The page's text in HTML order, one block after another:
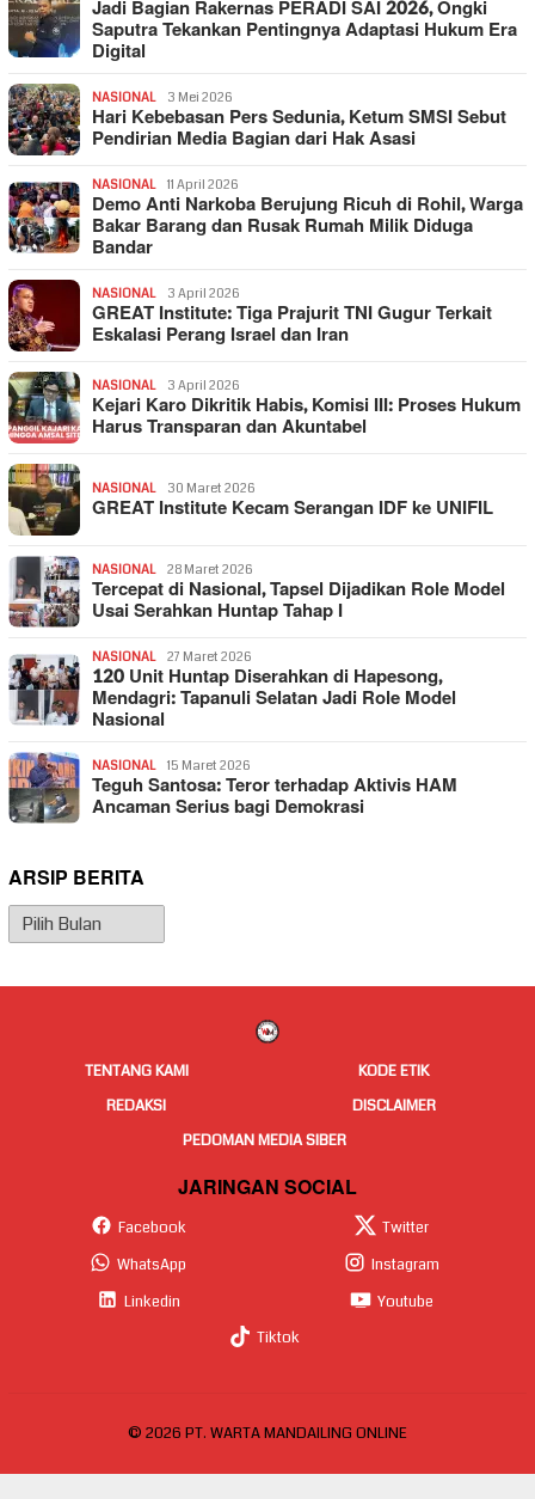
Jadi Bagian Rakernas PERADI SAI 2026, Ongki
Saputra Tekankan Pentingnya Adaptasi Hukum Era
Digital
NASIONAL 3 Mei 2026
Hari Kebebasan Pers Sedunia, Ketum SMSI Sebut
Pendirian Media Bagian dari Hak Asasi
NASIONAL 11 April 2026
Demo Anti Narkoba Berujung Ricuh di Rohil, Warga
Bakar Barang dan Rusak Rumah Milik Diduga
Bandar
NASIONAL 3 April 2026
GREAT Institute: Tiga Prajurit TNI Gugur Terkait
Eskalasi Perang Israel dan Iran
NASIONAL 3 April 2026
Kejari Karo Dikritik Habis, Komisi III: Proses Hukum
Harus Transparan dan Akuntabel
NASIONAL 30 Maret 2026
GREAT Institute Kecam Serangan IDF ke UNIFIL
NASIONAL 28 Maret 2026
Tercepat di Nasional, Tapsel Dijadikan Role Model
Usai Serahkan Huntap Tahap I
NASIONAL 27 Maret 2026
120 Unit Huntap Diserahkan di Hapesong,
Mendagri: Tapanuli Selatan Jadi Role Model
Nasional
NASIONAL 15 Maret 2026
Teguh Santosa: Teror terhadap Aktivis HAM
Ancaman Serius bagi Demokrasi
ARSIP BERITA
Arsip
Berita
TENTANG KAMI
KODE ETIK
REDAKSI
DISCLAIMER
PEDOMAN MEDIA SIBER
JARINGAN SOCIAL
Facebook
Twitter
WhatsApp
Instagram
Linkedin
Youtube
Tiktok
© 2026 PT. WARTA MANDAILING ONLINE